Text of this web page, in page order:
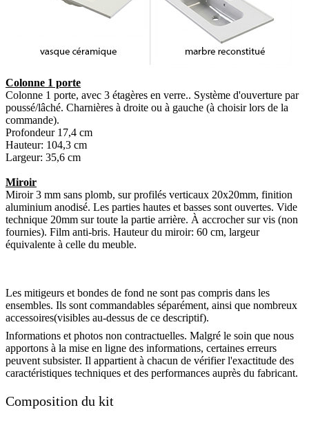
Colonne 1 porte
Colonne 1 porte, avec 3 étagères en verre.. Système d'ouverture par
poussé/lâché. Charnières à droite ou à gauche (à choisir lors de la
commande).
Profondeur 17,4 cm
Hauteur: 104,3 cm
Largeur: 35,6 cm
Miroir
Miroir 3 mm sans plomb, sur profilés verticaux 20x20mm, finition
aluminium anodisé. Les parties hautes et basses sont ouvertes. Vide
technique 20mm sur toute la partie arrière. À accrocher sur vis (non
fournies). Film anti-bris. Hauteur du miroir: 60 cm, largeur
équivalente à celle du meuble.
Les mitigeurs et bondes de fond ne sont pas compris dans les
ensembles. Ils sont commandables séparément, ainsi que nombreux
accessoires(visibles au-dessus de ce descriptif).
Informations et photos non contractuelles. Malgré le soin que nous
apportons à la mise en ligne des informations, certaines erreurs
peuvent subsister. Il appartient à chacun de vérifier l'exactitude des
caractéristiques techniques et des performances auprès du fabricant.
Composition du kit